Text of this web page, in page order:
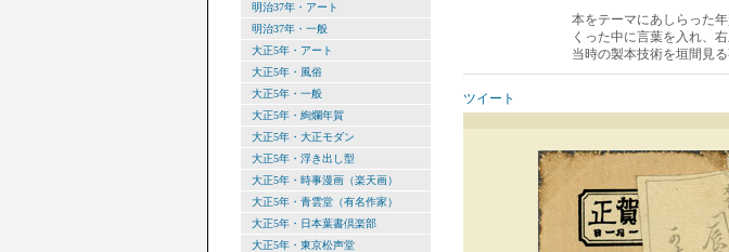
本をテーマにあしらった
くった中に言葉を入れ、
当時の製本技術を垣間見る
ツイート
明治37年・アート
明治37年・一般
大正5年・アート
大正5年・風俗
大正5年・一般
大正5年・絢爛年賀
大正5年・大正モダン
大正5年・浮き出し型
大正5年・時事漫画（楽天画）
大正5年・青雲堂（有名作家）
大正5年・日本葉書倶楽部
大正5年・東京松声堂